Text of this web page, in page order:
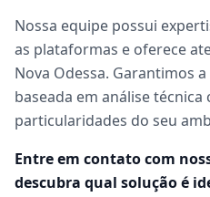
Nossa equipe possui
as plataformas e oferece
Nova Odessa. Garantimos
baseada em análise técnica
particularidades do seu
Entre em contato com
descubra qual solução é